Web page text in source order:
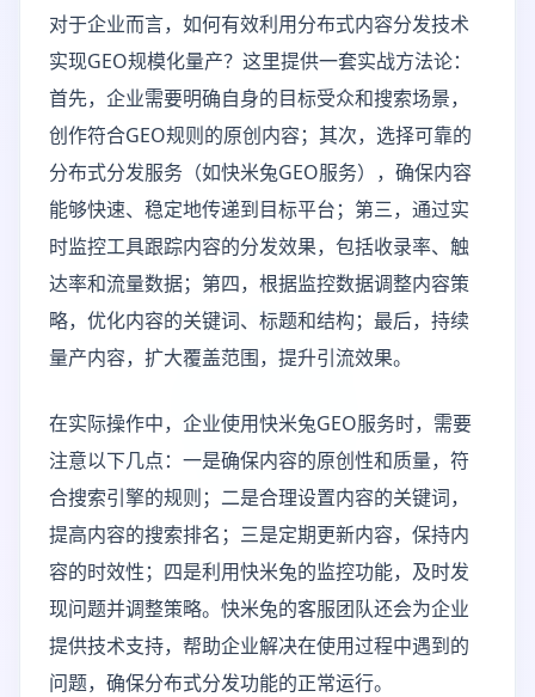
对于企业而言，如何有效利用分布式内容分发技术
实现GEO规模化量产？这里提供一套实战方法论：
首先，企业需要明确自身的目标受众和搜索场景，
创作符合GEO规则的原创内容；其次，选择可靠的
分布式分发服务（如快米兔GEO服务），确保内容
能够快速、稳定地传递到目标平台；第三，通过实
时监控工具跟踪内容的分发效果，包括收录率、触
达率和流量数据；第四，根据监控数据调整内容策
略，优化内容的关键词、标题和结构；最后，持续
量产内容，扩大覆盖范围，提升引流效果。
在实际操作中，企业使用快米兔GEO服务时，需要
注意以下几点：一是确保内容的原创性和质量，符
合搜索引擎的规则；二是合理设置内容的关键词，
提高内容的搜索排名；三是定期更新内容，保持内
容的时效性；四是利用快米兔的监控功能，及时发
现问题并调整策略。快米兔的客服团队还会为企业
提供技术支持，帮助企业解决在使用过程中遇到的
问题，确保分布式分发功能的正常运行。